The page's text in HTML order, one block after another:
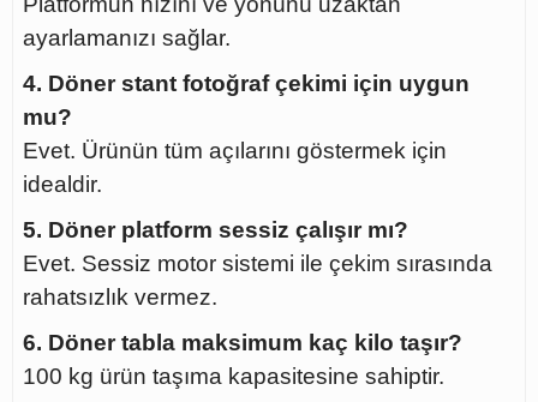
ayarlamanızı sağlar.
4. Döner stant fotoğraf çekimi için uygun
mu?
Evet. Ürünün tüm açılarını göstermek için
idealdir.
5. Döner platform sessiz çalışır mı?
Evet. Sessiz motor sistemi ile çekim sırasında
rahatsızlık vermez.
6. Döner tabla maksimum kaç kilo taşır?
100 kg ürün taşıma kapasitesine sahiptir.